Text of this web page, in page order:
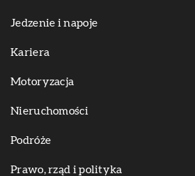
Jedzenie i napoje
Kariera
Motoryzacja
Nieruchomości
Podróże
Prawo, rząd i polityka